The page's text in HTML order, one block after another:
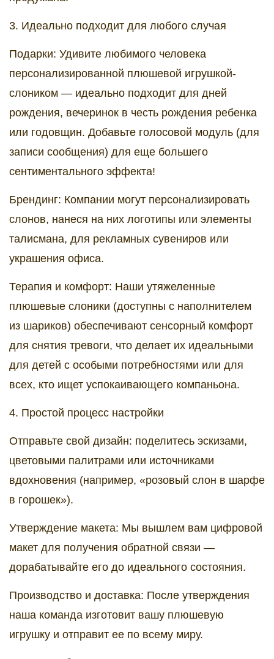
3. Идеально подходит для любого случая
Подарки: Удивите любимого человека
персонализированной плюшевой игрушкой-
слоником — идеально подходит для дней
рождения, вечеринок в честь рождения ребенка
или годовщин. Добавьте голосовой модуль (для
записи сообщения) для еще большего
сентиментального эффекта!
Брендинг: Компании могут персонализировать
слонов, нанеся на них логотипы или элементы
талисмана, для рекламных сувениров или
украшения офиса.
Терапия и комфорт: Наши утяжеленные
плюшевые слоники (доступны с наполнителем
из шариков) обеспечивают сенсорный комфорт
для снятия тревоги, что делает их идеальными
для детей с особыми потребностями или для
всех, кто ищет успокаивающего компаньона.
4. Простой процесс настройки
Отправьте свой дизайн: поделитесь эскизами,
цветовыми палитрами или источниками
вдохновения (например, «розовый слон в шарфе
в горошек»).
Утверждение макета: Мы вышлем вам цифровой
макет для получения обратной связи —
дорабатывайте его до идеального состояния.
Производство и доставка: После утверждения
наша команда изготовит вашу плюшевую
игрушку и отправит ее по всему миру.